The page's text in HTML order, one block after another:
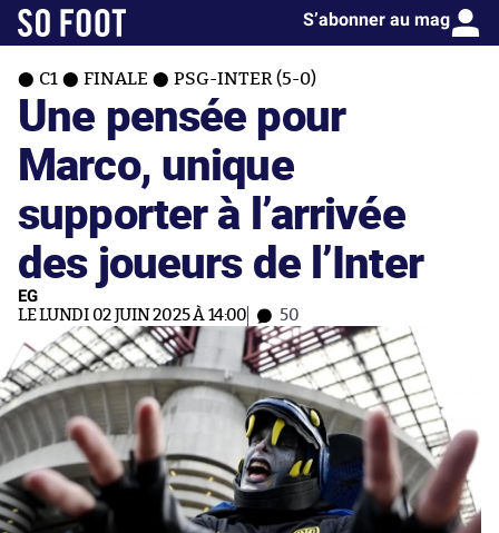
S’abonner au mag
C1 FINALE PSG-INTER (5-0)
Une pensée pour
Marco, unique
supporter à l’arrivée
des joueurs de l’Inter
EG
LE LUNDI 02 JUIN 2025 À 14:00 50